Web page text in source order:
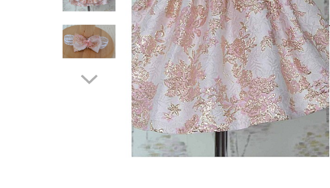
Cercei de aur lungi cu lant
Cercei din aur tortite
Cercei din aur alb
Cercei aur cu surub